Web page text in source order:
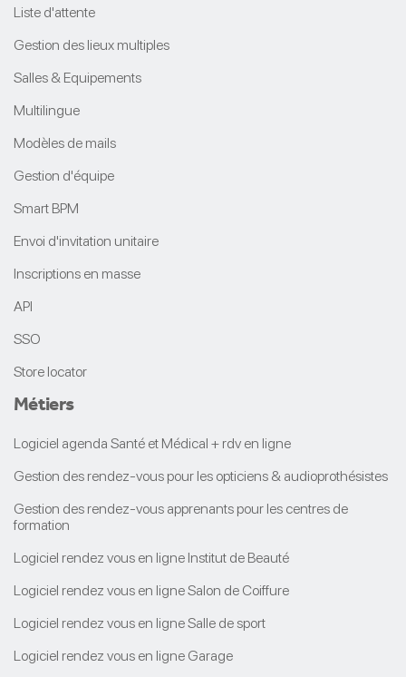
Liste d'attente
Gestion des lieux multiples
Salles & Equipements
Multilingue
Modèles de mails
Gestion d'équipe
Smart BPM
Envoi d'invitation unitaire
Inscriptions en masse
API
SSO
Store locator
Métiers
Logiciel agenda Santé et Médical + rdv en ligne
Gestion des rendez-vous pour les opticiens & audioprothésistes
Gestion des rendez-vous apprenants pour les centres de
formation
Logiciel rendez vous en ligne Institut de Beauté
Logiciel rendez vous en ligne Salon de Coiffure
Logiciel rendez vous en ligne Salle de sport
Logiciel rendez vous en ligne Garage